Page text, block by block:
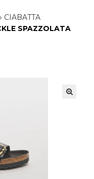
CIABATTA
SPAZZOLATA